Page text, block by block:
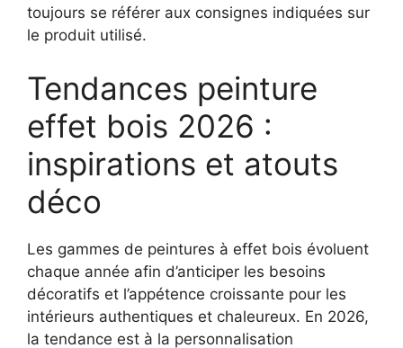
toujours se référer aux consignes indiquées sur
le produit utilisé.
Tendances peinture
effet bois 2026 :
inspirations et atouts
déco
Les gammes de peintures à effet bois évoluent
chaque année afin d’anticiper les besoins
décoratifs et l’appétence croissante pour les
intérieurs authentiques et chaleureux. En 2026,
la tendance est à la personnalisation